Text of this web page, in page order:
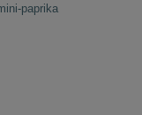
paprika